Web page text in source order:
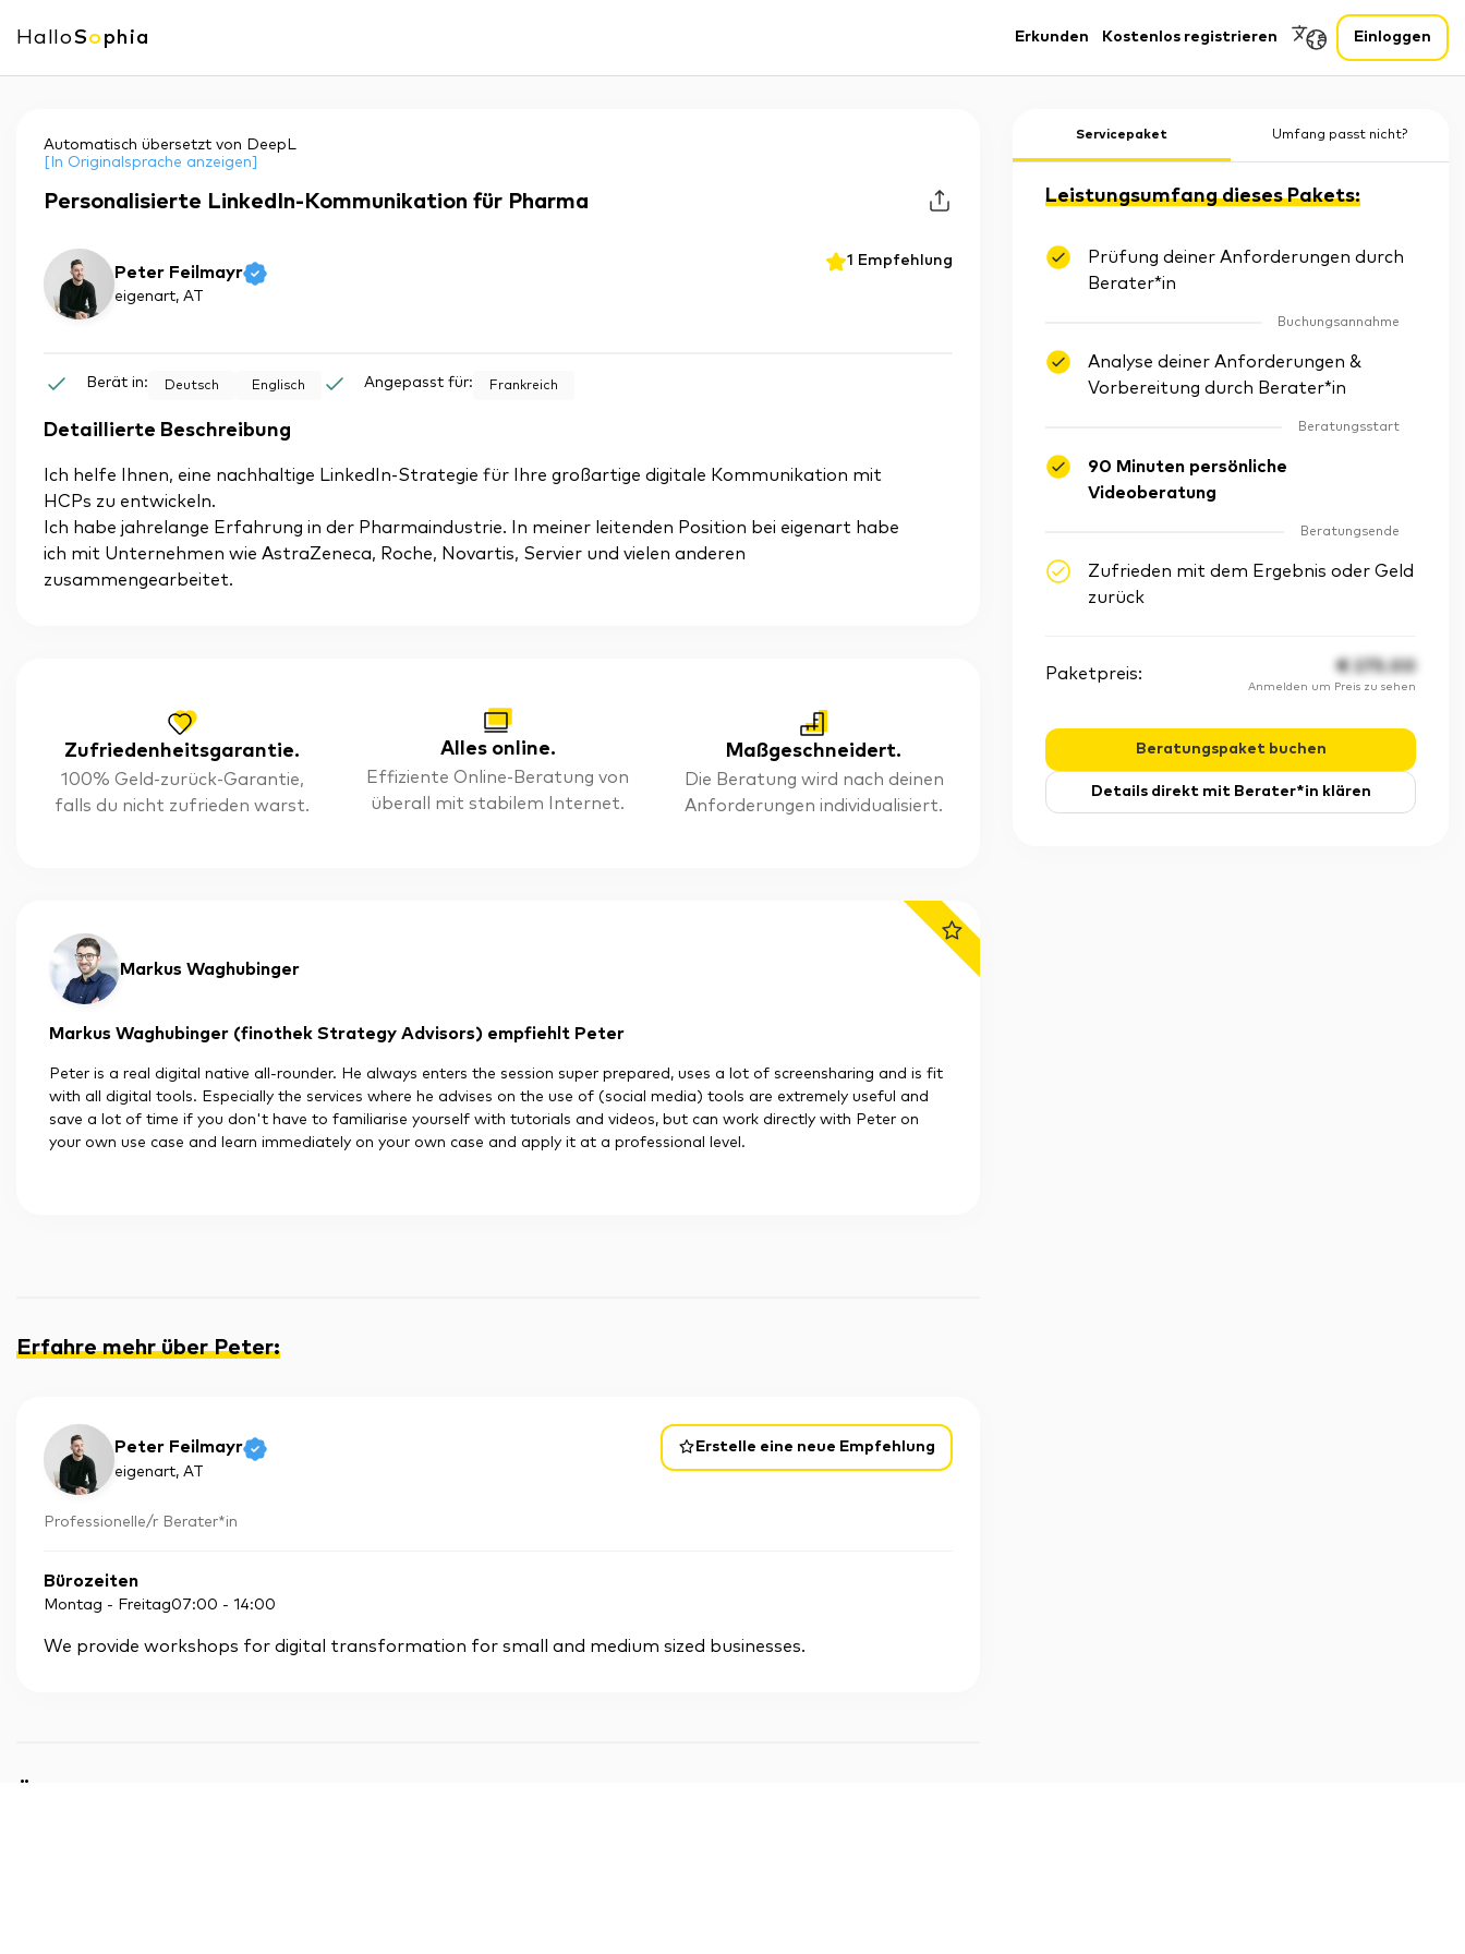
HalloSo phia Erkunden Kostenlos registrieren Einloggen
Automatisch übersetzt von DeepL
[In Originalsprache anzeigen]
Personalisierte LinkedIn-Kommunikation für Pharma
Peter Feilmayr
eigenart, AT
1 Empfehlung
Berät in: Deutsch Englisch Angepasst für: Frankreich
Detaillierte Beschreibung
Ich helfe Ihnen, eine nachhaltige LinkedIn-Strategie für Ihre großartige digitale Kommunikation mit
HCPs zu entwickeln.
Ich habe jahrelange Erfahrung in der Pharmaindustrie. In meiner leitenden Position bei eigenart habe
ich mit Unternehmen wie AstraZeneca, Roche, Novartis, Servier und vielen anderen
zusammengearbeitet.
Zufriedenheitsgarantie.
100% Geld-zurück-Garantie,
falls du nicht zufrieden warst.
Alles online.
Effiziente Online-Beratung von
überall mit stabilem Internet.
Maßgeschneidert.
Die Beratung wird nach deinen
Anforderungen individualisiert.
Markus Waghubinger
Markus Waghubinger (finothek Strategy Advisors) empfiehlt Peter
Peter is a real digital native all-rounder. He always enters the session super prepared, uses a lot of screensharing and is fit
with all digital tools. Especially the services where he advises on the use of (social media) tools are extremely useful and
save a lot of time if you don't have to familiarise yourself with tutorials and videos, but can work directly with Peter on
your own use case and learn immediately on your own case and apply it at a professional level.
Erfahre mehr über Peter:
Peter Feilmayr
eigenart, AT
Professionelle/r Berater*in
Bürozeiten
Montag - Freitag07:00 - 14:00
Erstelle eine neue Empfehlung
We provide workshops for digital transformation for small and medium sized businesses.
Servicepaket Umfang passt nicht?
Leistungsumfang dieses Pakets:
Prüfung deiner Anforderungen durch
Berater*in
Buchungsannahme
Analyse deiner Anforderungen &
Vorbereitung durch Berater*in
Beratungsstart
90 Minuten persönliche
Videoberatung
Beratungsende
Zufrieden mit dem Ergebnis oder Geld
zurück
Paketpreis: € 275.00
Anmelden um Preis zu sehen
Beratungspaket buchen
Details direkt mit Berater*in klären